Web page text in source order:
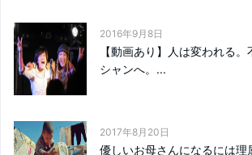
2016年9月8日
【動画あり】人は変われる
シャンへ。...
2017年8月20日
優しいお母さんになるには理